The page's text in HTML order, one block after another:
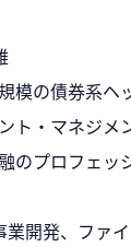
模の債券系ヘ
ト・マネジメ
のプロフェッ
開発、ファ